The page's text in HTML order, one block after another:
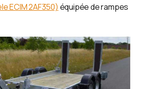
ECIM 2AF350) équipée de rampes